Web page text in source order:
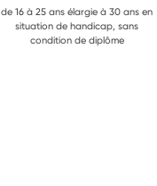
de 16 à 25 ans élargie à 30 ans en
situation de handicap, sans
condition de diplôme